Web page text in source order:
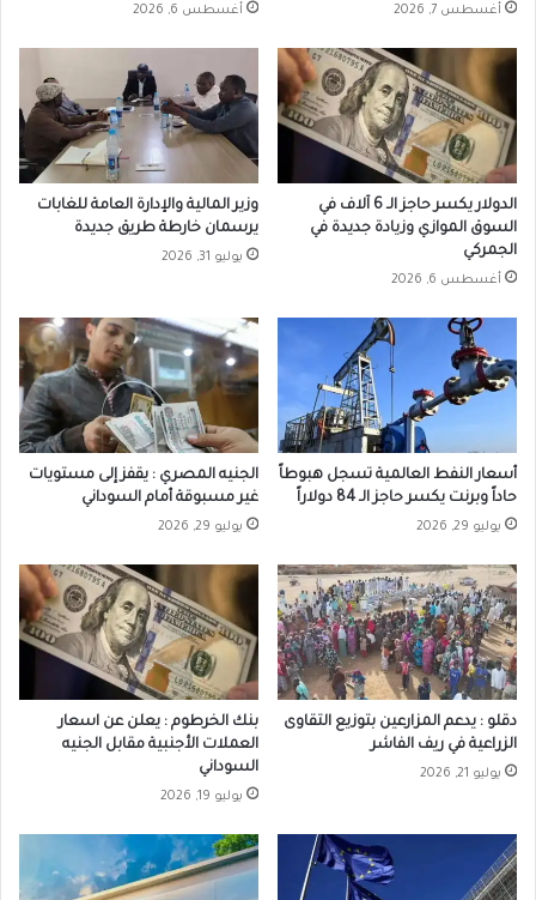
أغسطس 7, 2026 أغسطس 6, 2026
الدولار يكسر حاجز الـ 6 آلاف في
السوق الموازي وزيادة جديدة في
الجمركي
أغسطس 6, 2026
وزير المالية والإدارة العامة للغابات
يرسمان خارطة طريق جديدة
يوليو 31, 2026
أسعار النفط العالمية تسجل هبوطاً
حاداً وبرنت يكسر حاجز الـ 84 دولاراً
يوليو 29, 2026
الجنيه المصري : يقفز إلى مستويات
غير مسبوقة أمام السوداني
يوليو 29, 2026
دقلو : يدعم المزارعين بتوزيع التقاوى
الزراعية في ريف الفاشر
يوليو 21, 2026
بنك الخرطوم : يعلن عن اسعار
العملات الأجنبية مقابل الجنيه
السوداني
يوليو 19, 2026